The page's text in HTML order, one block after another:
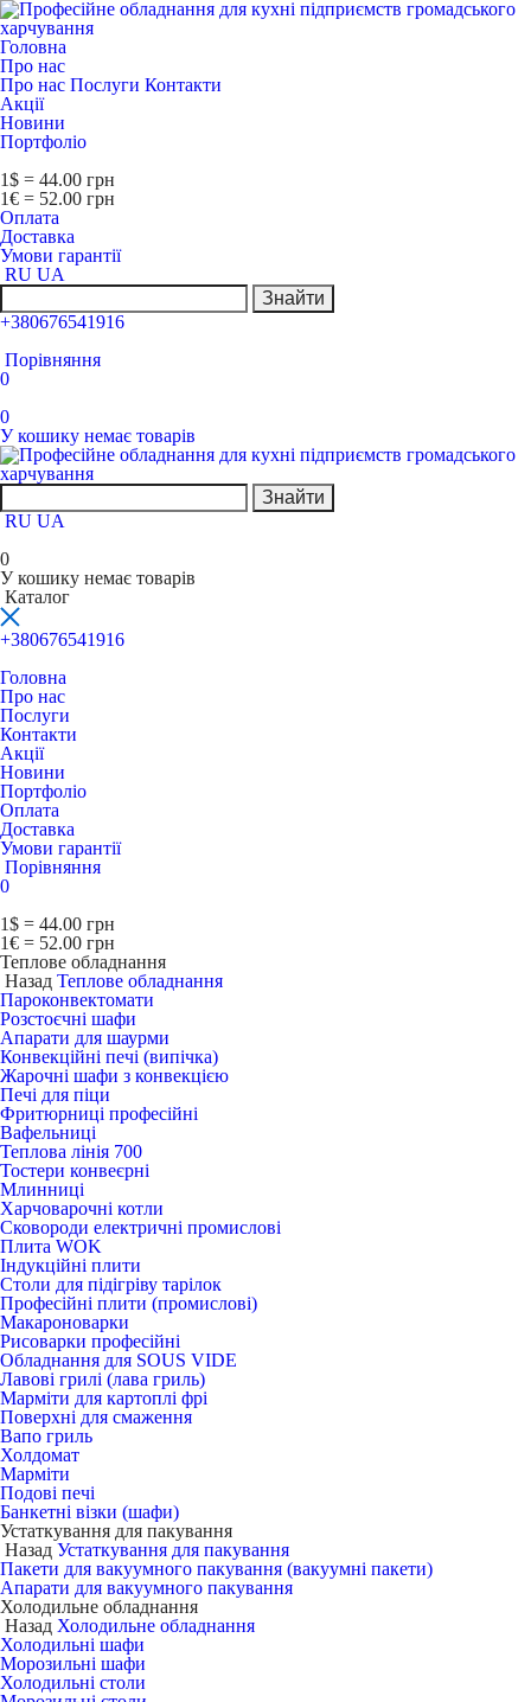
Головна
Про нас
Про нас Послуги Контакти
Акції
Новини
Портфоліо
1$ = 44.00 грн
1€ = 52.00 грн
Оплата
Доставка
Умови гарантії
RU UA
Знайти
+380676541916
Порівняння
0
0
У кошику немає товарів
Знайти
RU UA
0
У кошику немає товарів
Каталог
+380676541916
Головна
Про нас
Послуги
Контакти
Акції
Новини
Портфоліо
Оплата
Доставка
Умови гарантії
Порівняння
0
1$ = 44.00 грн
1€ = 52.00 грн
Теплове обладнання
Назад Теплове обладнання
Пароконвектомати
Розстоєчні шафи
Апарати для шаурми
Конвекційні печі (випічка)
Жарочні шафи з конвекцією
Печі для піци
Фритюрниці професійні
Вафельниці
Теплова лінія 700
Тостери конвеєрні
Млинниці
Харчоварочні котли
Сковороди електричні промислові
Плита WOK
Індукційні плити
Столи для підігріву тарілок
Професійні плити (промислові)
Макароноварки
Рисоварки професійні
Обладнання для SOUS VIDE
Лавові грилі (лава гриль)
Марміти для картоплі фрі
Поверхні для смаження
Вапо гриль
Холдомат
Марміти
Подові печі
Банкетні візки (шафи)
Устаткування для пакування
Назад Устаткування для пакування
Пакети для вакуумного пакування (вакуумні пакети)
Апарати для вакуумного пакування
Холодильне обладнання
Назад Холодильне обладнання
Холодильні шафи
Морозильні шафи
Холодильні столи